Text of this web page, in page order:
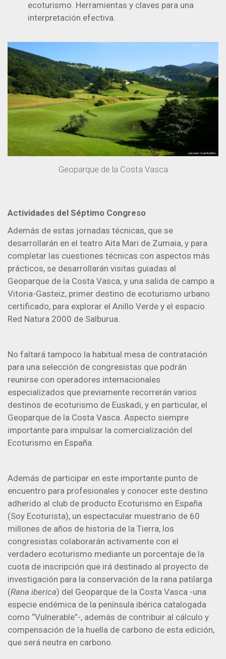
ecoturismo. Herramientas y claves para una
interpretación efectiva.
Geoparque de la Costa Vasca
Actividades del Séptimo Congreso
Además de estas jornadas técnicas, que se
desarrollarán en el teatro Aita Mari de Zumaia, y para
completar las cuestiones técnicas con aspectos más
prácticos, se desarrollarán visitas guiadas al
Geoparque de la Costa Vasca, y una salida de campo a
Vitoria-Gasteiz, primer destino de ecoturismo urbano
certificado, para explorar el Anillo Verde y el espacio
Red Natura 2000 de Salburua.
No faltará tampoco la habitual mesa de contratación
para una selección de congresistas que podrán
reunirse con operadores internacionales
especializados que previamente recorrerán varios
destinos de ecoturismo de Euskadi, y en particular, el
Geoparque de la Costa Vasca. Aspecto siempre
importante para impulsar la comercialización del
Ecoturismo en España.
Además de participar en este importante punto de
encuentro para profesionales y conocer este destino
adherido al club de producto Ecoturismo en España
(Soy Ecoturista), un espectacular muestrario de 60
millones de años de historia de la Tierra, los
congresistas colaborarán activamente con el
verdadero ecoturismo mediante un porcentaje de la
cuota de inscripción que irá destinado al proyecto de
investigación para la conservación de la rana patilarga
(Rana iberica) del Geoparque de la Costa Vasca -una
especie endémica de la península ibérica catalogada
como “Vulnerable”-, además de contribuir al cálculo y
compensación de la huella de carbono de esta edición,
que será neutra en carbono.